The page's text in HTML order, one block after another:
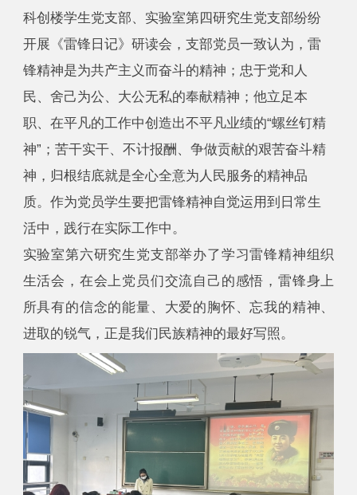
科创楼学生党支部、实验室第四研究生党支部纷纷
开展《雷锋日记》研读会，支部党员一致认为，雷
锋精神是为共产主义而奋斗的精神；忠于党和人
民、舍己为公、大公无私的奉献精神；他立足本
职、在平凡的工作中创造出不平凡业绩的“螺丝钉精
神”；苦干实干、不计报酬、争做贡献的艰苦奋斗精
神，归根结底就是全心全意为人民服务的精神品
质。作为党员学生要把雷锋精神自觉运用到日常生
活中，践行在实际工作中。
实验室第六研究生党支部举办了学习雷锋精神组织
生活会，在会上党员们交流自己的感悟，雷锋身上
所具有的信念的能量、大爱的胸怀、忘我的精神、
进取的锐气，正是我们民族精神的最好写照。